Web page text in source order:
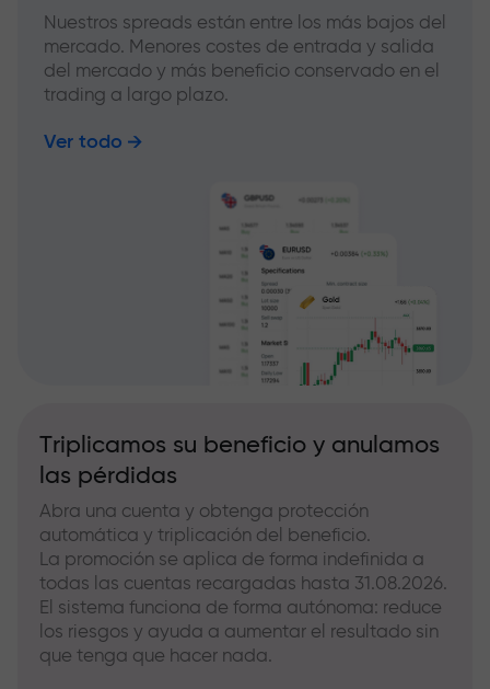
Nuestros spreads están entre los más bajos del
mercado. Menores costes de entrada y salida
del mercado y más beneficio conservado en el
trading a largo plazo.
Ver todo
Triplicamos su beneficio y anulamos
las pérdidas
Abra una cuenta y obtenga protección
automática y triplicación del beneficio.
La promoción se aplica de forma indefinida a
todas las cuentas recargadas hasta 31.08.2026.
El sistema funciona de forma autónoma: reduce
los riesgos y ayuda a aumentar el resultado sin
que tenga que hacer nada.